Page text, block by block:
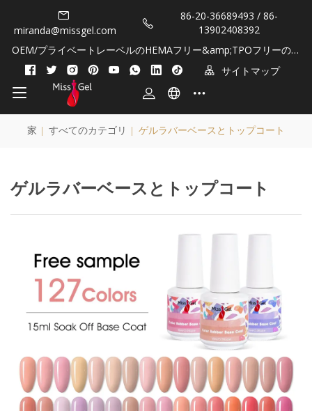
miranda@missgel.com
86-20-36689493 / 86-
13902408392
OEM/プライベートレーベルのHEMAフリー&amp;TPOフリーのジ
ェルポリッシュとキューティクルオイル!サイトマップ
家 すべてのカテゴリ ゲルラバーベースとトップコート
ゲルラバーベースとトップコート